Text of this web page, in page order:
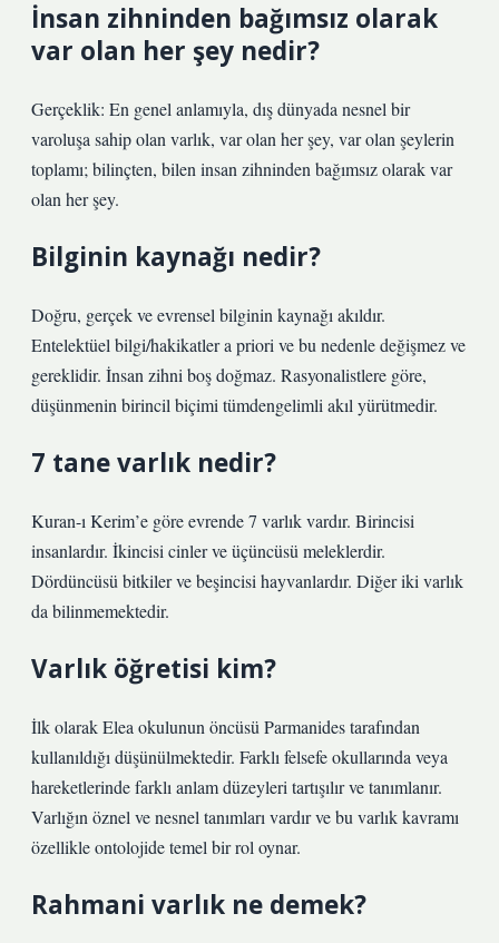
İnsan zihninden bağımsız olarak
var olan her şey nedir?
Gerçeklik: En genel anlamıyla, dış dünyada nesnel bir
varoluşa sahip olan varlık, var olan her şey, var olan şeylerin
toplamı; bilinçten, bilen insan zihninden bağımsız olarak var
olan her şey.
Bilginin kaynağı nedir?
Doğru, gerçek ve evrensel bilginin kaynağı akıldır.
Entelektüel bilgi/hakikatler a priori ve bu nedenle değişmez ve
gereklidir. İnsan zihni boş doğmaz. Rasyonalistlere göre,
düşünmenin birincil biçimi tümdengelimli akıl yürütmedir.
7 tane varlık nedir?
Kuran-ı Kerim’e göre evrende 7 varlık vardır. Birincisi
insanlardır. İkincisi cinler ve üçüncüsü meleklerdir.
Dördüncüsü bitkiler ve beşincisi hayvanlardır. Diğer iki varlık
da bilinmemektedir.
Varlık öğretisi kim?
İlk olarak Elea okulunun öncüsü Parmanides tarafından
kullanıldığı düşünülmektedir. Farklı felsefe okullarında veya
hareketlerinde farklı anlam düzeyleri tartışılır ve tanımlanır.
Varlığın öznel ve nesnel tanımları vardır ve bu varlık kavramı
özellikle ontolojide temel bir rol oynar.
Rahmani varlık ne demek?